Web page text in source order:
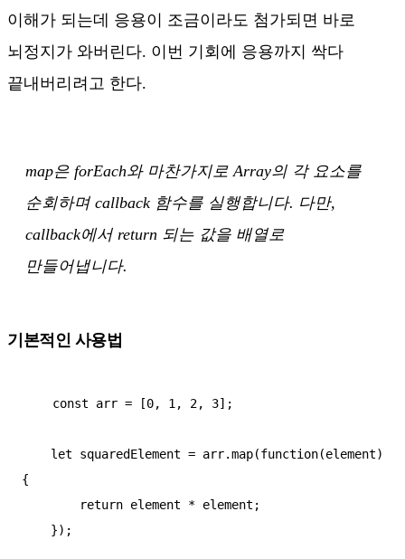
이해가 되는데 응용이 조금이라도 첨가되면 바로
뇌정지가 와버린다. 이번 기회에 응용까지 싹다
끝내버리려고 한다.
map은 forEach와 마찬가지로 Array의 각 요소를
순회하며 callback 함수를 실행합니다. 다만,
callback에서 return 되는 값을 배열로
만들어냅니다.
기본적인 사용법
{